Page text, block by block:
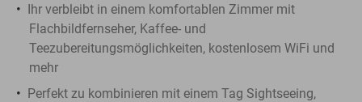
Ihr verbleibt in einem komfortablen Zimmer mit
Flachbildfernseher, Kaffee- und
Teezubereitungsmöglichkeiten, kostenlosem WiFi und
mehr
Perfekt zu kombinieren mit einem Tag Sightseeing,